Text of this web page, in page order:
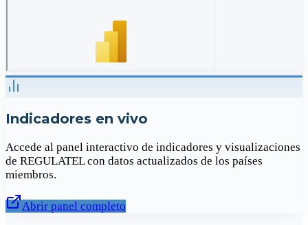
Indicadores en vivo
Accede al panel interactivo de indicadores y visualizaciones
de REGULATEL con datos actualizados de los países
miembros.
Abrir panel completo